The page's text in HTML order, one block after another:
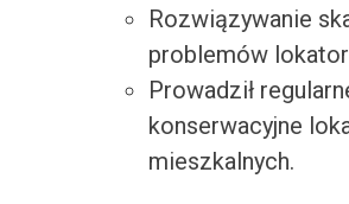
Rozwiązywanie
problemów
Prowadził
konserwacyjne
mieszkalnych.